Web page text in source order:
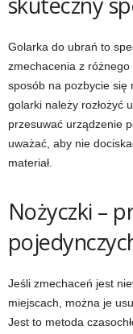
Golarka do ubrań to
zmechacenia z
sposób na pozbycie się
golarki należy rozłożyć
przesuwać urządzenie
uważać, aby nie
materiał.
Nożyczki –
Jeśli zmechaceń jest
miejscach, można je
Jest to metoda